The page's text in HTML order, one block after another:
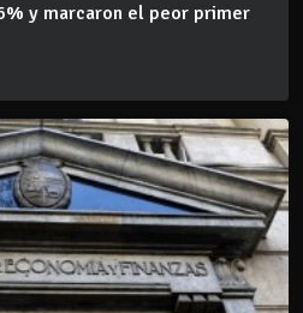
y marcaron el peor primer